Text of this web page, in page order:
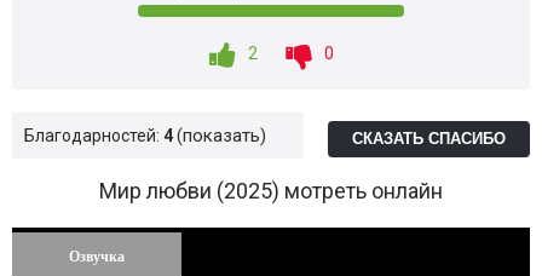
2 0
Благодарностей: 4 показать СКАЗАТЬ СПАСИБО
Мир любви (2025) мотреть онлайн
Озвучка